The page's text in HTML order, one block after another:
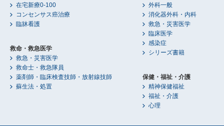
在宅新療0-100
コンセンサス癌治療
臨牀看護
救命・救急医学
救急・災害医学
救命士・救急隊員
薬剤師・臨床検査技師・放射線技師
蘇生法・処置
外科一般
消化器外科・内科
救急・災害医学
臨床医学
感染症
シリーズ書籍
保健・福祉・介護
精神保健福祉
福祉・介護
心理